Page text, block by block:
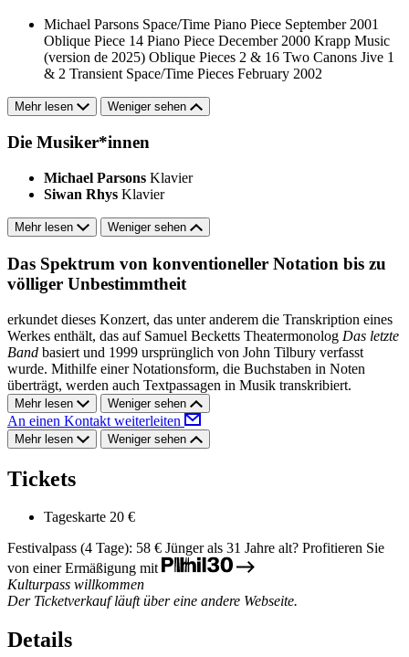
Michael Parsons Space/Time Piano Piece September 2001
Oblique Piece 14 Piano Piece December 2000 Krapp Music
(version de 2025) Oblique Pieces 2 & 16 Two Canons Jive 1
& 2 Transient Space/Time Pieces February 2002
Mehr lesen Weniger sehen
Die Musiker*innen
Michael Parsons Klavier
Siwan Rhys Klavier
Mehr lesen Weniger sehen
Das Spektrum von konventioneller Notation bis zu
völliger Unbestimmtheit
erkundet dieses Konzert, das unter anderem die Transkription eines
Werkes enthält, das auf Samuel Becketts Theatermonolog Das letzte
Band basiert und 1999 ursprünglich von John Tilbury verfasst
wurde. Mithilfe einer Notationsform, die Buchstaben in Noten
überträgt, werden auch Textpassagen in Musik transkribiert.
Mehr lesen Weniger sehen
An einen Kontakt weiterleiten
Mehr lesen Weniger sehen
Tickets
Tageskarte 20 €
Festivalpass (4 Tage): 58 € Jünger als 31 Jahre alt? Profitieren Sie
von einer Ermäßigung mit
Kulturpass willkommen
Der Ticketverkauf läuft über eine andere Webseite.
Details